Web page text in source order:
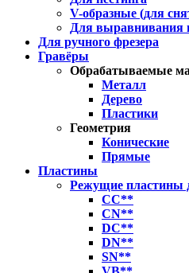
V-образные (для
Для выравнивания
Для ручного фрезера
Гравёры
Обрабатываемые
Металл
Дерево
Пластики
Геометрия
Конические
Прямые
Пластины
Режущие пластины
CC**
CN**
DC**
DN**
SN**